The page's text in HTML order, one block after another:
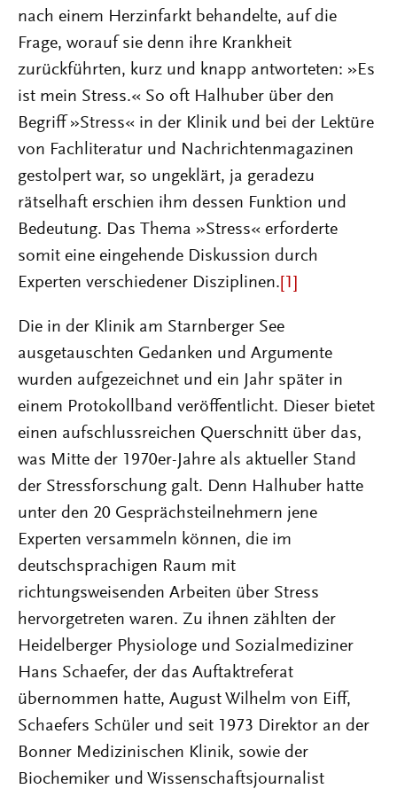
nach einem Herzinfarkt behandelte, auf die
Frage, worauf sie denn ihre Krankheit
zurückführten, kurz und knapp antworteten: »Es
ist mein Stress.« So oft Halhuber über den
Begriff »Stress« in der Klinik und bei der Lektüre
von Fachliteratur und Nachrichtenmagazinen
gestolpert war, so ungeklärt, ja geradezu
rätselhaft erschien ihm dessen Funktion und
Bedeutung. Das Thema »Stress« erforderte
somit eine eingehende Diskussion durch
Experten verschiedener Disziplinen. [1]
Die in der Klinik am Starnberger See
ausgetauschten Gedanken und Argumente
wurden aufgezeichnet und ein Jahr später in
einem Protokollband veröffentlicht. Dieser bietet
einen aufschlussreichen Querschnitt über das,
was Mitte der 1970er-Jahre als aktueller Stand
der Stressforschung galt. Denn Halhuber hatte
unter den 20 Gesprächsteilnehmern jene
Experten versammeln können, die im
deutschsprachigen Raum mit
richtungsweisenden Arbeiten über Stress
hervorgetreten waren. Zu ihnen zählten der
Heidelberger Physiologe und Sozialmediziner
Hans Schaefer, der das Auftaktreferat
übernommen hatte, August Wilhelm von Eiff,
Schaefers Schüler und seit 1973 Direktor an der
Bonner Medizinischen Klinik, sowie der
Biochemiker und Wissenschaftsjournalist